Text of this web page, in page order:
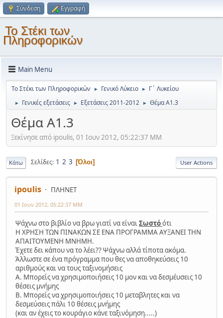
Σύνδεση Εγγραφή
Το Στέκι των
Πληροφορικών
Main Menu
Το Στέκι των Πληροφορικών ► Γενικό Λύκειο ► Γ΄ Λυκείου
► Γενικές εξετάσεις ► Εξετάσεις 2011-2012 ► Θέμα Α1.3
Θέμα Α1.3
Ξεκίνησε από ipoulis, 01 Ιουν 2012, 05:22:37 ΜΜ
Κάτω Σελίδες 1 2 3 Όλοι User Actions
ipoulis ΠΛΗΝΕΤ
01 Ιουν 2012, 05:22:37 ΜΜ
Ψάχνω στο βιβλίο να βρω γιατί να είναιΣωστόότι
Η ΧΡΗΣΗ ΤΩΝ ΠΙΝΑΚΩΝ ΣΕ ΕΝΑ ΠΡΟΓΡΑΜΜΑ ΑΥΞΑΝΕΙ ΤΗΝ
ΑΠΑΙΤΟΥΜΕΝΗ ΜΝΗΜΗ.
Έχετε δει κάπου να το λέει?? Ψάχνω αλλά τίποτα ακόμα.
Άλλωστε σε ένα πρόγραμμα που θες να αποθηκεύσεις 10
αριθμούς και να τους ταξινομήσεις
Α. Μπορείς να χρησιμοποιήσεις 10 μον και να δεσμέυσεις 10
θέσεις μνήμης
Β. Μπορείς να χρησιμοποιήσεις 10 μεταβλητες και να
δεσμεύσεις πάλι 10 θέσεις μνήμης
(και αν έχεις το κουράγιο κάνε ταξινόμηση.....)